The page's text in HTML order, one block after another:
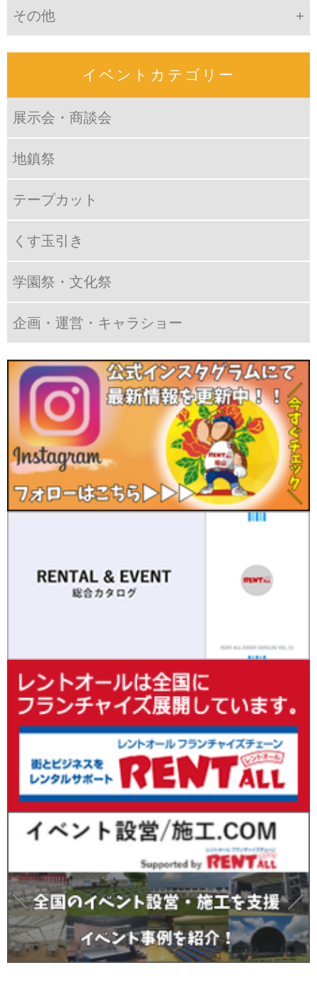
その他
イベントカテゴリー
展示会・商談会
地鎮祭
テープカット
くす玉引き
学園祭・文化祭
企画・運営・キャラショー